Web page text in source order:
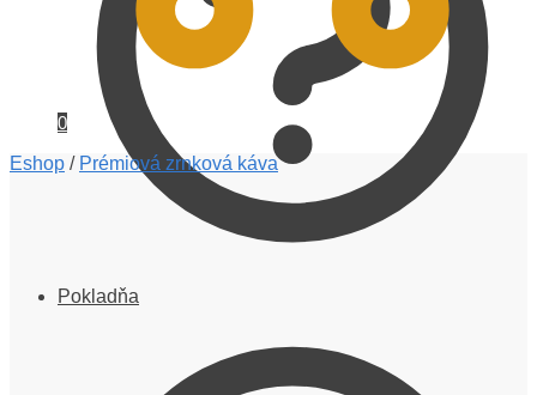
Pokladňa
0
Eshop / Prémiová zrnková káva